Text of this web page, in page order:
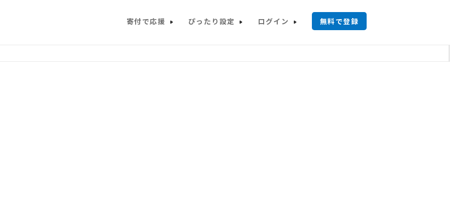
寄付で応援 ぴったり設定 ログイン 無料で登録